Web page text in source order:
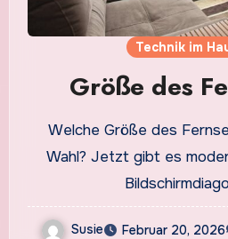
Technik im
Größe des
Welche Größe des
Wahl? Jetzt gibt es
Susie Februar 20, 2026